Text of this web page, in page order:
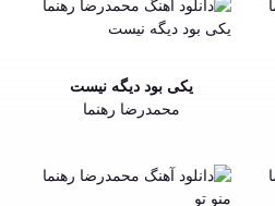
یکی بود دیگه نیست
محمدرضا رهنما